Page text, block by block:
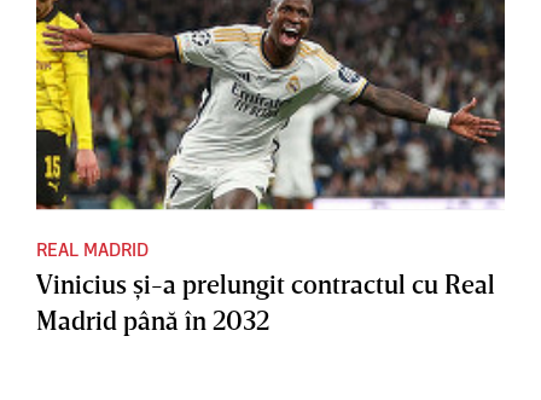
REAL MADRID
Vinicius şi-a prelungit contractul cu Real
Madrid până în 2032